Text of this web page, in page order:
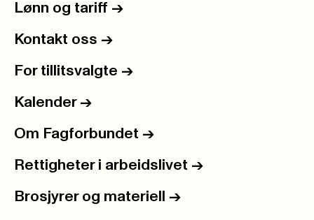
Lønn og tariff ->
Kontakt oss ->
For tillitsvalgte ->
Kalender ->
Om Fagforbundet ->
Rettigheter i arbeidslivet ->
Brosjyrer og materiell ->